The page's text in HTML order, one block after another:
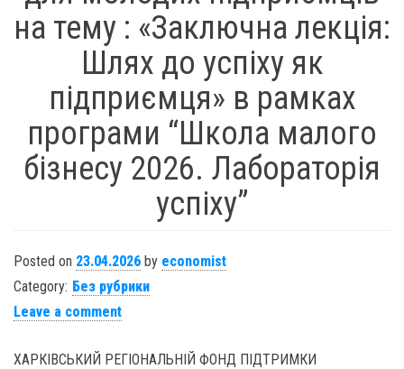
на тему : «Заключна лекція:
Шлях до успіху як
підприємця» в рамках
програми “Школа малого
бізнесу 2026. Лабораторія
успіху”
Posted on 23.04.2026 by economist
Category: Без рубрики
Leave a comment
ХАРКІВСЬКИЙ РЕГІОНАЛЬНІЙ ФОНД ПІДТРИМКИ